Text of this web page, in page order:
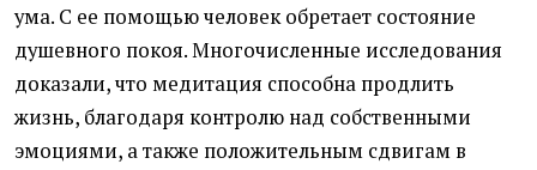
ума. С ее помощью человек обретает состояние
душевного покоя. Многочисленные исследования
доказали, что медитация способна продлить
жизнь, благодаря контролю над собственными
эмоциями, а также положительным сдвигам в